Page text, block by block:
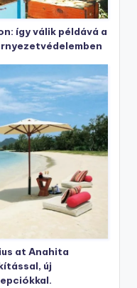
így válik példává a
at Anahita
új